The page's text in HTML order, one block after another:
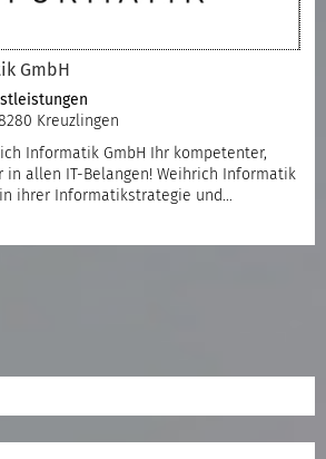
GmbH
Kreuzlingen
Informatik GmbH Ihr kompetenter,
in allen IT-Belangen! Weihrich Informatik
ihrer Informatikstrategie und…